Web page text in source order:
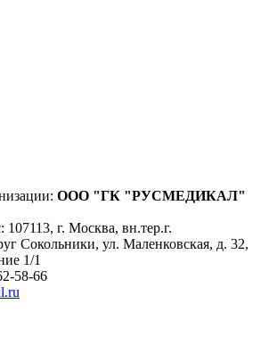
ООО "ГК "РУСМЕДИКАЛ"
107113, г. Москва, вн.тер.г.
Сокольники, ул. Маленковская, д. 32,
1/1
58-66